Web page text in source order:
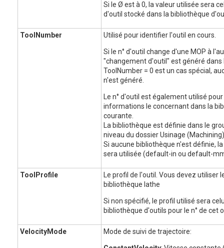
Si le Ø est à 0, la valeur utilisée sera
d'outil stocké dans la bibliothèque
ToolNumber Utilisé pour identifier l'outil en cours.
Si le n° d'outil change d'une MOP à
"changement d'outil" est généré dans
ToolNumber = 0 est un cas spécial,
n'est généré.
Le n° d'outil est également utilisé
informations le concernant dans la
courante.
La bibliothèque est définie dans le
niveau du dossier Usinage
Si aucune bibliothèque n'est définie,
sera utilisée (default-in ou default-
ToolProfile
Le profil de l'outil. Vous devez utiliser
bibliothèque lathe
Si non spécifié, le profil utilisé sera
bibliothèque d'outils pour le n° de cet
VelocityMode Mode de suivi de trajectoire: